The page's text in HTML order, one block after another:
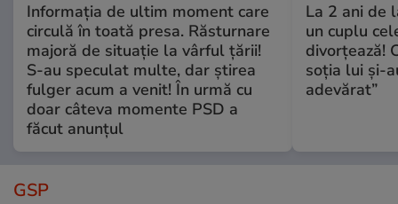
Informația de ultim moment care
circulă în toată presa. Răsturnare
majoră de situație la vârful țării!
S-au speculat multe, dar știrea
fulger acum a venit! În urmă cu
doar câteva momente PSD a
făcut anunțul
La 2 ani de
un cuplu
divorțează!
soția lui și-
adevărat”
GSP